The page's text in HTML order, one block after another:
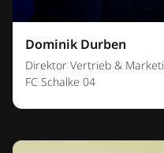
Dominik Durben
Direktor Vertrieb &
FC Schalke 04